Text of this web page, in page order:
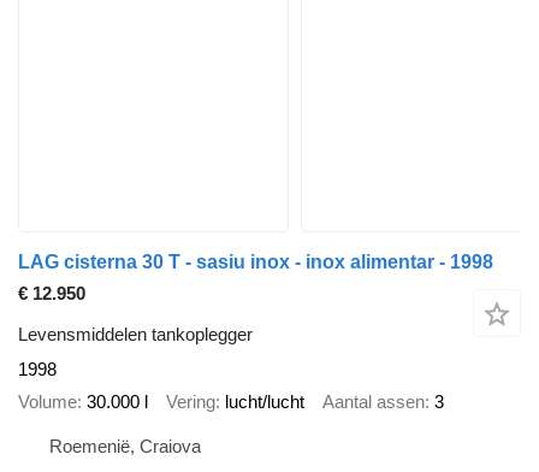
LAG cisterna 30 T - sasiu inox - inox alimentar - 1998
€ 12.950
Levensmiddelen tankoplegger
1998
Volume 30.000 l Vering lucht/lucht Aantal assen 3
Roemenië, Craiova